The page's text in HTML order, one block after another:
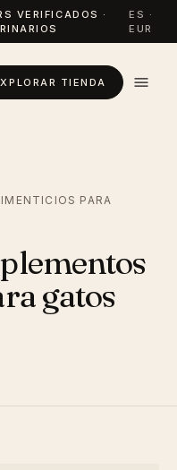
VERIFICADOS ·
ES ·
EUR
TIENDA
PARA
gatos